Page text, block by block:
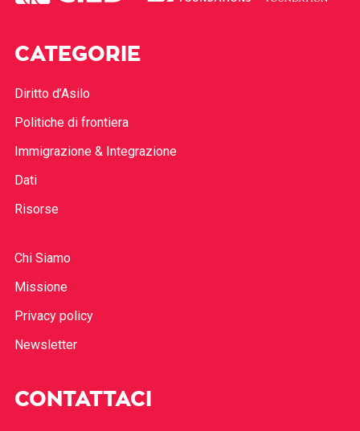
CATEGORIE
Diritto d’Asilo
Politiche di frontiera
Immigrazione & Integrazione
Dati
Risorse
Chi Siamo
Missione
Privacy policy
Newsletter
CONTATTACI